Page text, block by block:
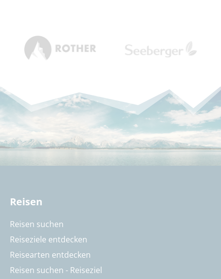
Reisen
Reisen suchen
Reiseziele entdecken
Reisearten entdecken
Reisen suchen - Reiseziel